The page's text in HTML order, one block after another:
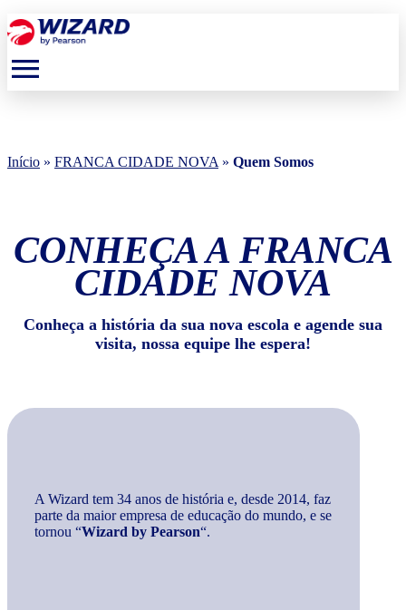
menu
Início » FRANCA CIDADE NOVA » Quem Somos
CONHEÇA A FRANCA
CIDADE NOVA
Conheça a história da sua nova escola e agende sua
visita, nossa equipe lhe espera!
A Wizard tem 34 anos de história e, desde 2014, faz
parte da maior empresa de educação do mundo, e se
tornou “Wizard by Pearson“.